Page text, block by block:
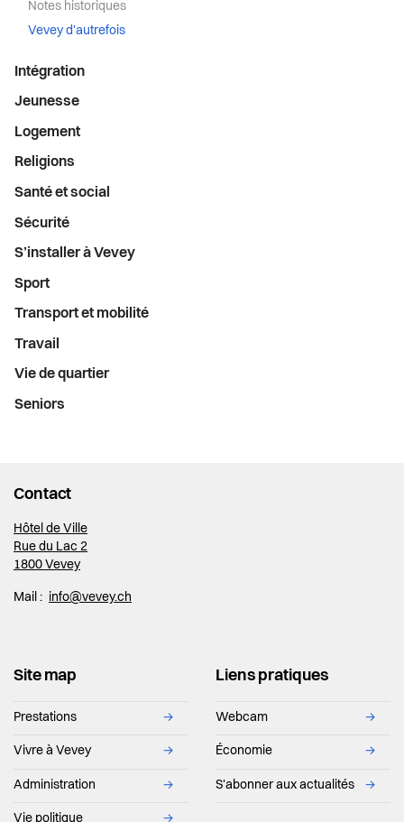
Notes historiques
Vevey d'autrefois
Intégration
Jeunesse
Logement
Religions
Santé et social
Sécurité
S’installer à Vevey
Sport
Transport et mobilité
Travail
Vie de quartier
Seniors
Contact
Hôtel de Ville
Rue du Lac 2
1800 Vevey
Mail : info@vevey.ch
Site map
Prestations →
Vivre à Vevey →
Administration →
Vie politique →
Liens pratiques
Webcam →
Économie →
S'abonner aux actualités →